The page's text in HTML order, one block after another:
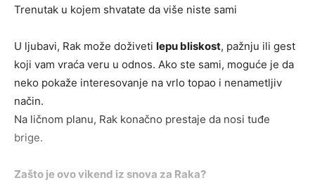
Trenutak u kojem shvatate da više niste sami
U ljubavi, Rak može doživeti lepu bliskost, pažnju ili gest
koji vam vraća veru u odnos. Ako ste sami, moguće je da
neko pokaže interesovanje na vrlo topao i nenametljiv
način.
Na ličnom planu, Rak konačno prestaje da nosi tuđe
brige.
Zašto je ovo vikend iz snova za Raka?